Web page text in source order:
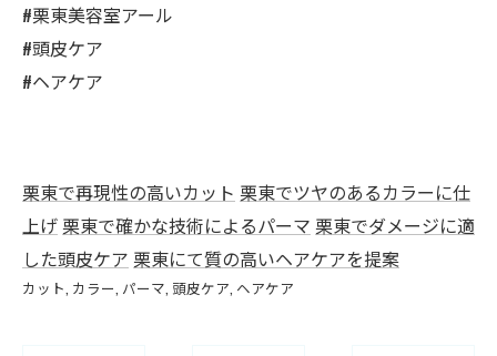
#栗東美容室アール
#頭皮ケア
#ヘアケア
栗東で再現性の高いカット 栗東でツヤのあるカラーに仕
上げ 栗東で確かな技術によるパーマ 栗東でダメージに適
した頭皮ケア 栗東にて質の高いヘアケアを提案
カット カラー パーマ 頭皮ケア ヘアケア